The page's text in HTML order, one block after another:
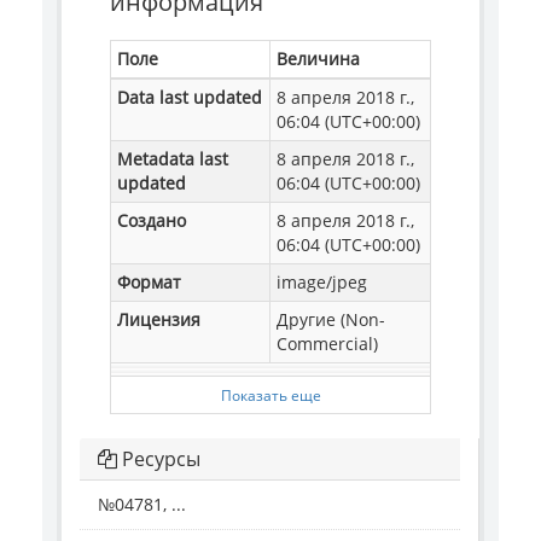
Поле
Величина
Data last updated
8 апреля 2018 г.,
06:04 (UTC+00:00)
Metadata last
updated
8 апреля 2018 г.,
06:04 (UTC+00:00)
Создано
8 апреля 2018 г.,
06:04 (UTC+00:00)
Формат
image/jpeg
Лицензия
Другие (Non-
Commercial)
Показать еще
Ресурсы
№04781, ...